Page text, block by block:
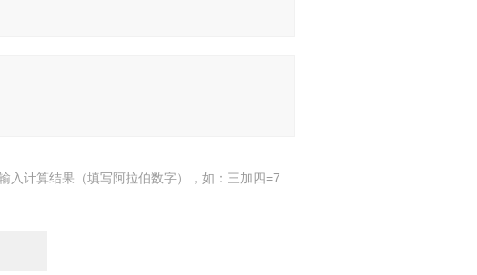
入计算结果（填写阿拉伯数字），如：三加四=7